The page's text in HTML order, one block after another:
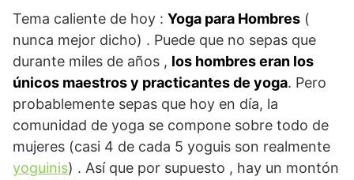
Tema caliente de hoy : Yoga para Hombres (
nunca mejor dicho) . Puede que no sepas que
durante miles de años , los hombres eran los
únicos maestros y practicantes de yoga. Pero
probablemente sepas que hoy en día, la
comunidad de yoga se compone sobre todo de
mujeres (casi 4 de cada 5 yoguis son realmente
yoguinis) . Así que por supuesto , hay un montón